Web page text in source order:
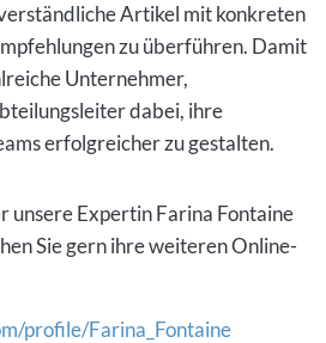
Artikel mit konkreten
zu überführen. Damit
Unternehmer,
dabei, ihre
erfolgreicher zu gestalten.
unsere Expertin Farina Fontaine
Sie gern ihre weiteren Online-
profile/Farina_Fontaine